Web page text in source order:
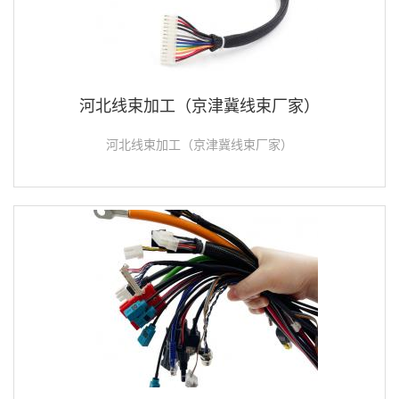
河北线束加工（京津冀线束厂家）
河北线束加工（京津冀线束厂家）